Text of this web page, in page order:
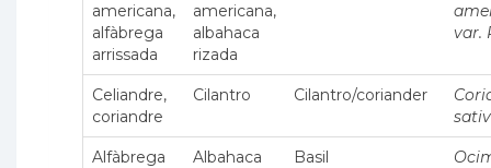
americana,
alfàbrega
arrissada
americana,
albahaca
rizada
var.
Celiandre,
coriandre
Cilantro Cilantro/coriander
Alfàbrega Albahaca Basil